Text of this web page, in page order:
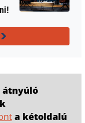
átnyúló
a kétoldalú